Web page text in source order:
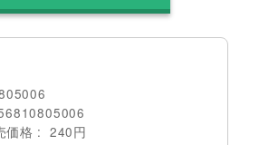
価格
240円